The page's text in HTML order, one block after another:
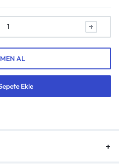
Ekle
AL